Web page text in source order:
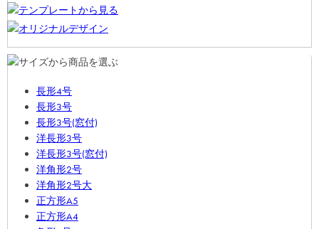
長形4号
長形3号
長形3号(窓付)
洋長形3号
洋長形3号(窓付)
洋角形2号
洋角形2号大
正方形A5
正方形A4